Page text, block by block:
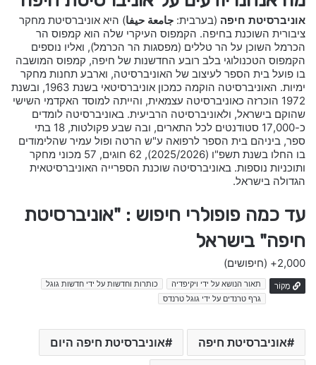
אוניברסיטת חיפה (בערבית: جامعة حيفا) היא אוניברסיטת מחקר
ציבורית השוכנת בחיפה. הקמפוס העיקרי שלה הוא קמפוס הר
הכרמל השוכן על הר טללים (מפסגות הר הכרמל), ואליו נוספים
הקמפוס הטכנולוגי בלב רובע החדשנות של חיפה, קמפוס המושבה
בו פועל בית הספר לעיצוב של האוניברסיטה, וארבע תחנות מחקר
ימיות. האוניברסיטה הוקמה כמכון אוניברסיטאי בשנת 1963, ובשנת
1972 הוכרזה כאוניברסיטה עצמאית, והייתה למוסד האקדמי השישי
שהוקם בישראל, ולאוניברסיטה הרביעית. באוניברסיטה לומדים
כ-17,000 סטודנטים לכל התארים, ובה שבע פקולטות, 18 בתי
ספר, ביניהם בית הספר לרפואה ע"ש הרטה ופול עמיר שהלימודים
בו החלו בשנת תשפ"ו (2025/2026), 62 חוגים, 57 מכוני מחקר
ותוכניות נוספות. באוניברסיטה שוכנת הספרייה האוניברסיטאית
הגדולה בישראל.
עד כמה פופולרי חיפוש : "אוניברסיטת
חיפה" בישראל
2,000+ (חיפושים)
מָקוֹר תאור הנושא על ידי ויקיפדיה
כותרות וחדשות על ידי חדשות גוגל
גרף טרנדים על ידי גוגל טרנדס
אוניברסיטת חיפה אוניברסיטת חיפה היום